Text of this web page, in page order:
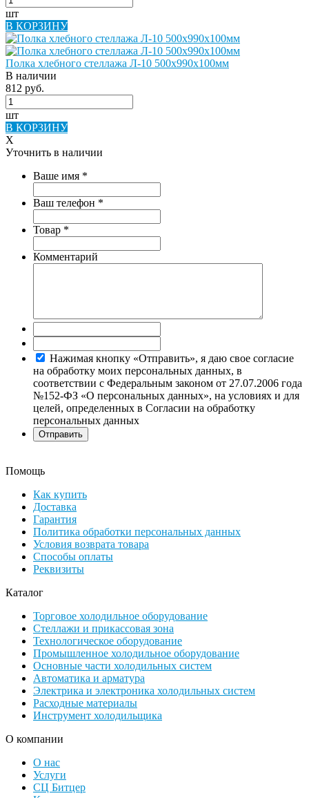
шт
В КОРЗИНУ
Полка хлебного стеллажа Л-10 500х990х100мм
В наличии
812 руб.
шт
В КОРЗИНУ
X
Уточнить в наличии
Ваше имя *
Ваш телефон *
Товар *
Комментарий
Нажимая кнопку «Отправить», я даю свое согласие
на обработку моих персональных данных, в
соответствии с Федеральным законом от 27.07.2006 года
№152-ФЗ «О персональных данных», на условиях и для
целей, определенных в Согласии на обработку
персональных данных
Помощь
Как купить
Доставка
Гарантия
Политика обработки персональных данных
Условия возврата товара
Способы оплаты
Реквизиты
Каталог
Торговое холодильное оборудование
Стеллажи и прикассовая зона
Технологическое оборудование
Промышленное холодильное оборудование
Основные части холодильных систем
Автоматика и арматура
Электрика и электроника холодильных систем
Расходные материалы
Инструмент холодильщика
О компании
О нас
Услуги
СЦ Битцер